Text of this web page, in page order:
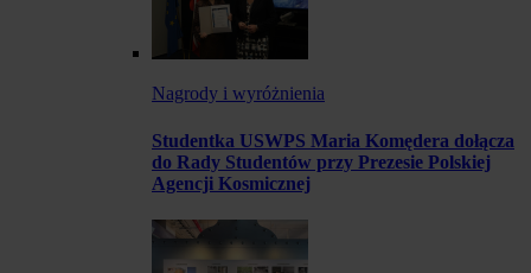
Nagrody i wyróżnienia
Studentka USWPS Maria Komędera dołącza
do Rady Studentów przy Prezesie Polskiej
Agencji Kosmicznej